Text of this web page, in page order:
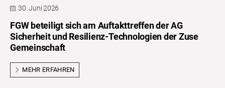
30. Juni 2026
FGW beteiligt sich am Auftakttreffen der AG
Sicherheit und Resilienz-Technologien der Zuse
Gemeinschaft
MEHR ERFAHREN